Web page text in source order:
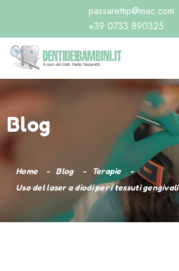
passarettip@mac.com
+39 0733 890325
Blog
Home Blog
Terapie
Uso del laser a diodi per i tessuti gengivali